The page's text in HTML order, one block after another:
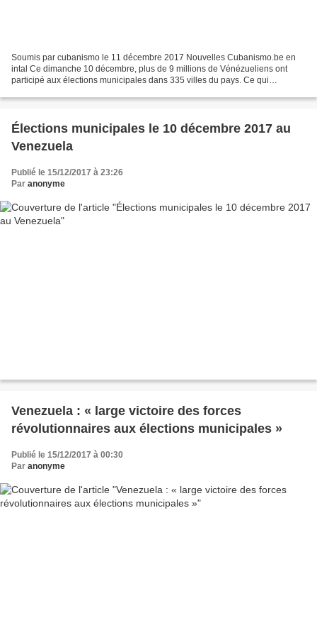
Soumis par cubanismo le 11 décembre 2017 Nouvelles Cubanismo.be en
intal Ce dimanche 10 décembre, plus de 9 millions de Vénézueliens ont
participé aux élections municipales dans 335 villes du pays. Ce qui
Élections municipales le 10 décembre 2017 au
Venezuela
Publié le 15/12/2017 à 23:26
Par anonyme
Venezuela : « large victoire des forces
révolutionnaires aux élections municipales »
Publié le 15/12/2017 à 00:30
Par anonyme